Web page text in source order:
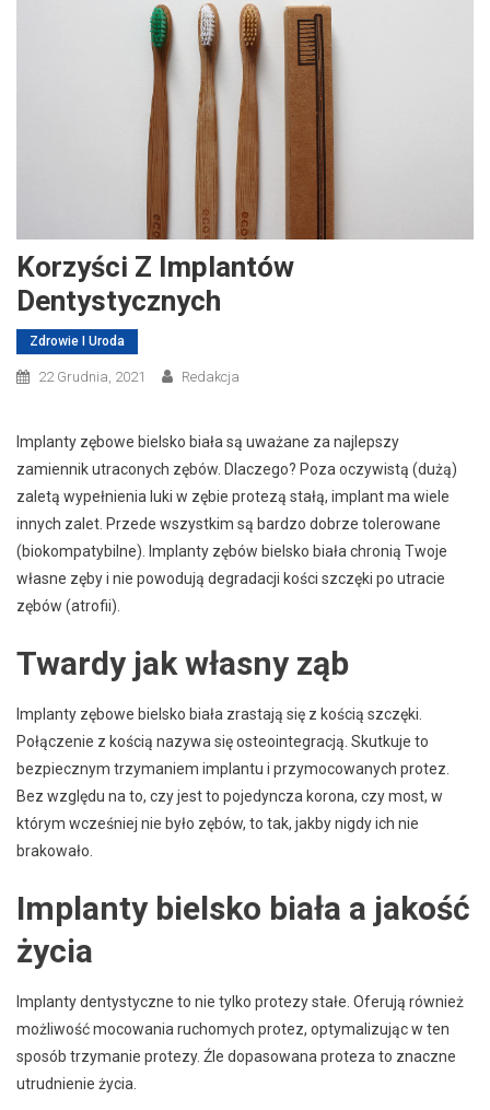
Korzyści Z Implantów
Dentystycznych
Zdrowie I Uroda
22 Grudnia, 2021 Redakcja
Implanty zębowe bielsko biała są uważane za najlepszy
zamiennik utraconych zębów. Dlaczego? Poza oczywistą (dużą)
zaletą wypełnienia luki w zębie protezą stałą, implant ma wiele
innych zalet. Przede wszystkim są bardzo dobrze tolerowane
(biokompatybilne). Implanty zębów bielsko biała chronią Twoje
własne zęby i nie powodują degradacji kości szczęki po utracie
zębów (atrofii).
Twardy jak własny ząb
Implanty zębowe bielsko biała zrastają się z kością szczęki.
Połączenie z kością nazywa się osteointegracją. Skutkuje to
bezpiecznym trzymaniem implantu i przymocowanych protez.
Bez względu na to, czy jest to pojedyncza korona, czy most, w
którym wcześniej nie było zębów, to tak, jakby nigdy ich nie
brakowało.
Implanty bielsko biała a jakość
życia
Implanty dentystyczne to nie tylko protezy stałe. Oferują również
możliwość mocowania ruchomych protez, optymalizując w ten
sposób trzymanie protezy. Źle dopasowana proteza to znaczne
utrudnienie życia.